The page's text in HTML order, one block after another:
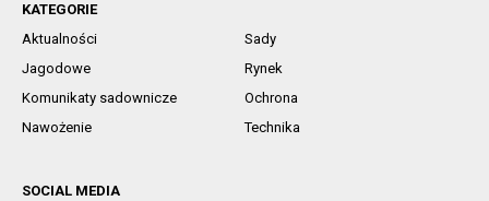
KATEGORIE
Aktualności
Sady
Jagodowe
Rynek
Komunikaty sadownicze
Ochrona
Nawożenie
Technika
SOCIAL MEDIA